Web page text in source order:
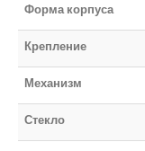
Форма корпуса
Крепление
Механизм
Стекло